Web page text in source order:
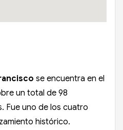
se encuentra en el
un total de 98
Fue uno de los cuatro
histórico.